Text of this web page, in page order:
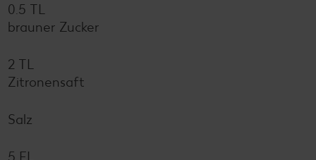
0.5 TL
brauner Zucker
2 TL
Zitronensaft
Salz
5 EL